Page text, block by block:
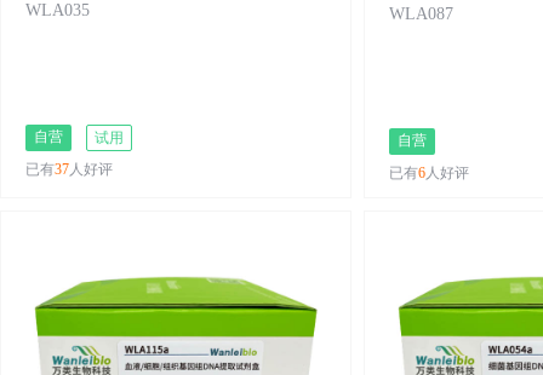
WLA035
自营
试用
已有37人好评
WLA087
自营
已有6人好评